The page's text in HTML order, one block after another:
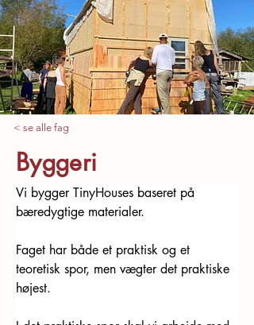
< se alle fag
Byggeri
Vi bygger TinyHouses baseret på
bæredygtige materialer.
Faget har både et praktisk og et
teoretisk spor, men vægter det praktiske
højest.